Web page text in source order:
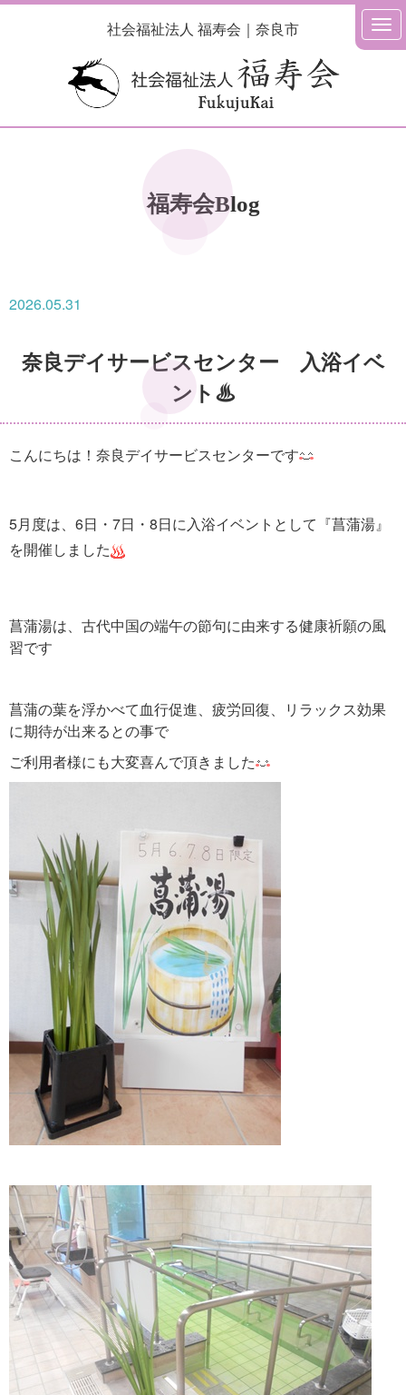
社会福祉法人 福寿会｜奈良市
福寿会Blog
2026.05.31
奈良デイサービスセンター 入浴イベ
ント♨
こんにちは！奈良デイサービスセンターです
5月度は、6日・7日・8日に入浴イベントとして『菖蒲湯』
を開催しました
菖蒲湯は、古代中国の端午の節句に由来する健康祈願の風
習です
菖蒲の葉を浮かべて血行促進、疲労回復、リラックス効果
に期待が出来るとの事で
ご利用者様にも大変喜んで頂きました